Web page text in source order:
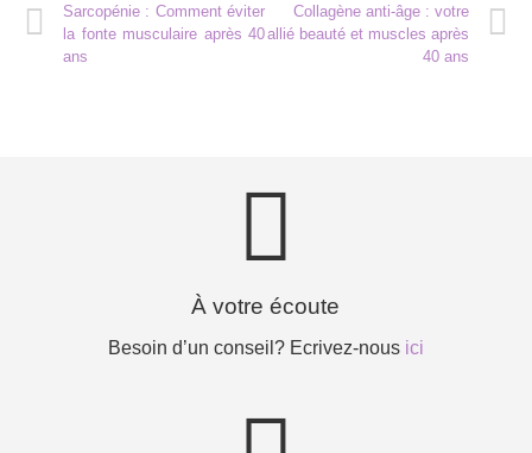
Sarcopénie : Comment éviter
la fonte musculaire après 40
ans
Collagène anti-âge : votre
allié beauté et muscles après
40 ans
À votre écoute
Besoin d’un conseil? Ecrivez-nous ici